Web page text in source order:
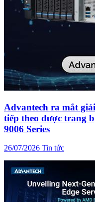
Advantech ra mắt
tiếp theo được trang
9006 Series
26/07/2026 Tin tức